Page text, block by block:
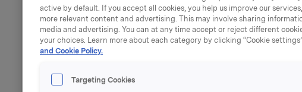
6 May 2010, 11:17
Orkla har tegnet i
fortrinnsrettsemisjonen
active by default. If you accept all cookies, you help us improve our
more relevant content and advertising. This may involve sharing
media and advertising. You can at any time accept or reject different
your choices. Learn more about each category by clicking “Cookie
and Cookie Policy.
Targeting Cookies